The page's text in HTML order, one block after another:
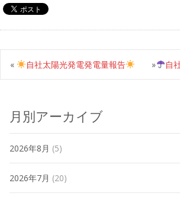
« 自社太陽光発電発電量報告 自
»
月別アーカイブ
2026年8月 (5)
2026年7月 (20)